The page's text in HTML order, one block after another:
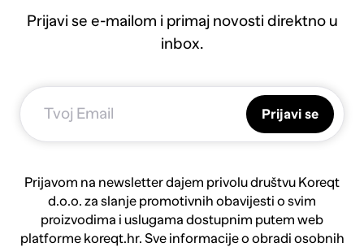
Prijavi se e-mailom i primaj novosti direktno u
inbox.
Prijavi se
Prijavom na newsletter dajem privolu društvu Koreqt
d.o.o. za slanje promotivnih obavijesti o svim
proizvodima i uslugama dostupnim putem web
platforme koreqt.hr. Sve informacije o obradi osobnih